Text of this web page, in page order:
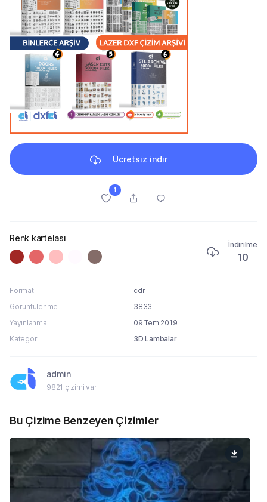
Ücretsiz indir
1
Renk kartelası
İndirilme
10
Format
cdr
Görüntülenme
3833
Yayınlanma
09 Tem 2019
Kategori
3D Lambalar
admin
9821 çizimi var
Bu Çizime Benzeyen Çizimler